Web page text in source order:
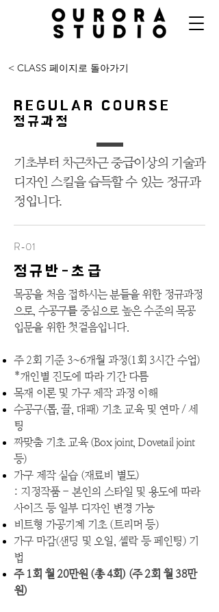
< CLASS 페이지로 돌아가기
REGULAR COURSE
정규과정
기초부터 차근차근 중급이상의 기술과
디자인 스킬을 습득할 수 있는 정규과
정입니다.
R-01
정규반-초급
목공을 처음 접하시는 분들을 위한 정규과정
으로, 수공구를 중심으로 높은 수준의 목공
입문을 위한 첫걸음입니다.
주 2회 기준 3~6개월 과정(1회 3시간 수업)
*개인별 진도에 따라 기간 다름
목재 이론 및 가구 제작 과정 이해
수공구(톱, 끌, 대패) 기초 교육 및 연마 / 세
팅
짜맞춤 기초 교육 (Box joint, Dovetail joint
등)
가구 제작 실습 (재료비 별도)
: 지정작품 - 본인의 스타일 및 용도에 따라
사이즈 등 일부 디자인 변경 가능
비트형 가공기계 기초 (트리머 등)
​가구 마감(샌딩 및 오일, 셀락 등 페인팅) 기
법
주 1회 월 20만원 (총 4회) (주 2회 월 38만
원)